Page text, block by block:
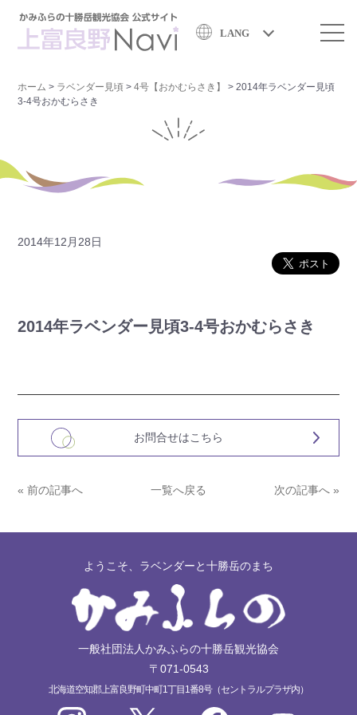
LANG
ホーム > ラベンダー見頃 >4号【おかむらさき】 >2014年ラベンダー見頃
3-4号おかむらさき
2014年12月28日
2014年ラベンダー見頃3-4号おかむらさき
お問合せはこちら
« 前の記事へ 一覧へ戻る 次の記事へ »
ようこそ、ラベンダーと十勝岳のまち
一般社団法人かみふらの十勝岳観光協会
〒071-0543
北海道空知郡上富良野町中町1丁目1番8号（セントラルプラザ内）